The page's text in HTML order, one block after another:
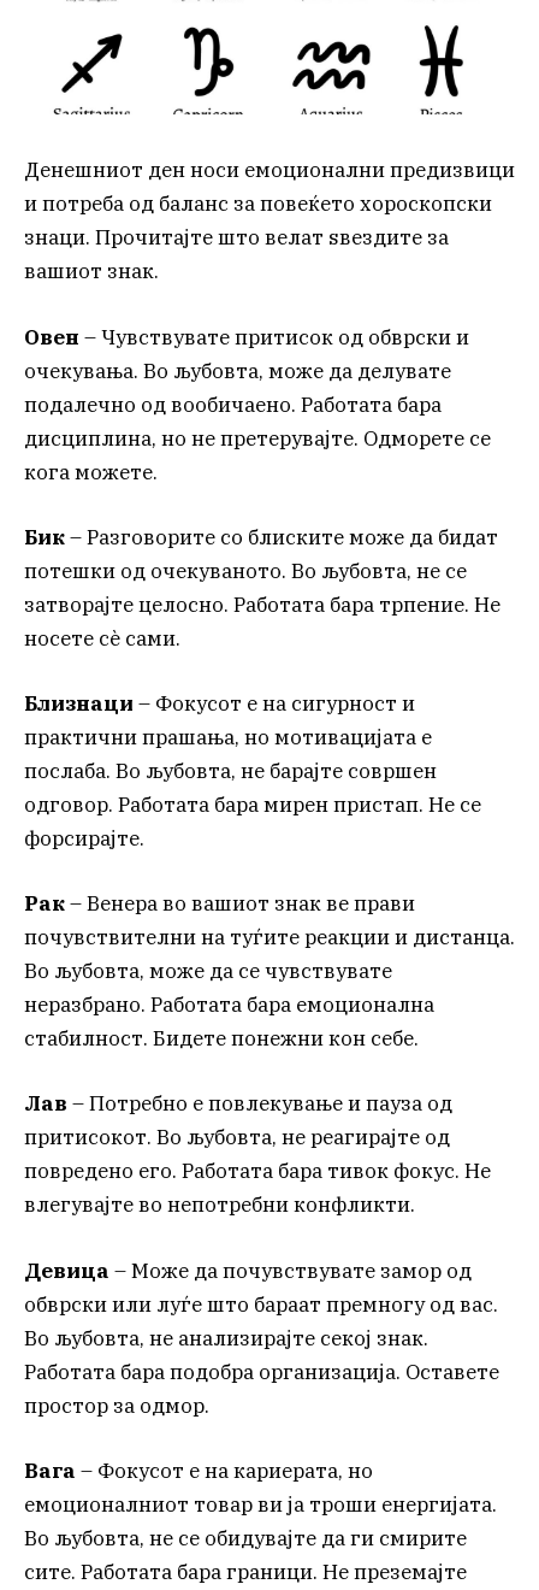
Денешниот ден носи емоционални предизвици
и потреба од баланс за повеќето хороскопски
знаци. Прочитајте што велат ѕвездите за
вашиот знак.
Овен – Чувствувате притисок од обврски и
очекувања. Во љубовта, може да делувате
подалечно од вообичаено. Работата бара
дисциплина, но не претерувајте. Одморете се
кога можете.
Бик– Разговорите со блиските може да бидат
потешки од очекуваното. Во љубовта, не се
затворајте целосно. Работата бара трпение. Не
носете сè сами.
Близнаци – Фокусот е на сигурност и
практични прашања, но мотивацијата е
послаба. Во љубовта, не барајте совршен
одговор. Работата бара мирен пристап. Не се
форсирајте.
Рак– Венера во вашиот знак ве прави
почувствителни на туѓите реакции и дистанца.
Во љубовта, може да се чувствувате
неразбрано. Работата бара емоционална
стабилност. Бидете понежни кон себе.
Лав – Потребно е повлекување и пауза од
притисокот. Во љубовта, не реагирајте од
повредено его. Работата бара тивок фокус. Не
влегувајте во непотребни конфликти.
Девица – Може да почувствувате замор од
обврски или луѓе што бараат премногу од вас.
Во љубовта, не анализирајте секој знак.
Работата бара подобра организација. Оставете
простор за одмор.
Вага – Фокусот е на кариерата, но
емоционалниот товар ви ја троши енергијата.
Во љубовта, не се обидувајте да ги смирите
сите. Работата бара граници. Не преземајте